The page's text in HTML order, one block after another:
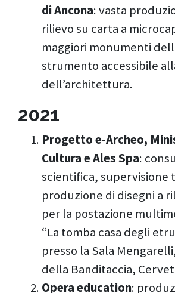
di Ancona: vasta
rilievo su carta a
maggiori monumenti
strumento accessibile
dell’architettura.
2021
Progetto e-Archeo,
Cultura e Ales Spa:
scientifica, supervisione
produzione di disegni a
per la postazione
“La tomba casa degli
presso la Sala
della Banditaccia,
Opera education: